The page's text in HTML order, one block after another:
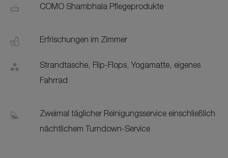
COMO Shambhala Pflegeprodukte
Erfrischungen im Zimmer
Strandtasche, Flip-Flops, Yogamatte, eigenes
Fahrrad
Zweimal täglicher Reinigungsservice einschließlich
nächtlichem Turndown-Service